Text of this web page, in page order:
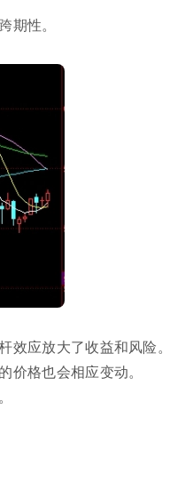
性。
应放大了收益和风险。
格也会相应变动。